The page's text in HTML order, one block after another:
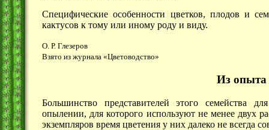
Специфические особенности цветков, плодов и
кактусов к тому или иному роду и виду.
О. Р. Глезеров
Взято из журнала «Цветоводство»
Из опыта
Большинство представителей этого семейства
опылении, для которого используют не менее двух
экземпляров время цветения у них далеко не всегда